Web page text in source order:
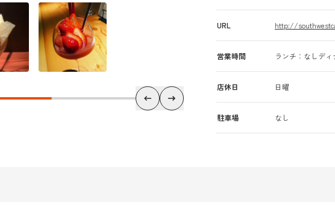
URL http://
営業時間 ランチ：なしディ
店休日 日曜
駐車場 なし